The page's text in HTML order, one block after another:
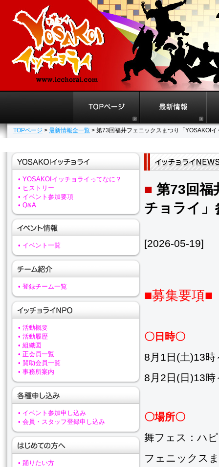
TOPページ > 最新情報全一覧 > 第73回福井フェニックスまつり「YOSAKOI
■ 第73回福
チョライ」
[2026-05-19]
■募集要項■
〇日時〇
8月1日(土)13
8月2日(日)13
〇場所〇
舞フェス：ハ
フェニックス
• YOSAKOIイッチョライってなに？
• ヒストリー
• イベント参加要項
• Q&A
• イベント一覧
• 登録チーム一覧
• 活動概要
• 活動履歴
• 組織図
• 正会員一覧
• 賛助会員一覧
• 事務所案内
• イベント参加申し込み
• 会員・スタッフ登録申し込み
• 踊りたい方